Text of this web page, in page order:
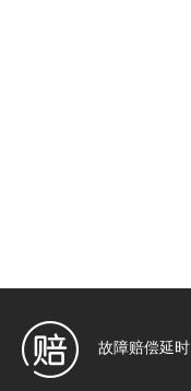
故障赔偿延时